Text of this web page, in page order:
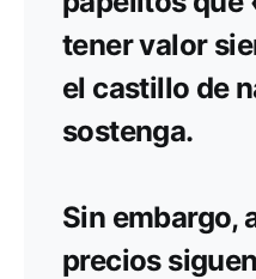
tener valor
el castillo de
sostenga.
Sin embargo,
precios